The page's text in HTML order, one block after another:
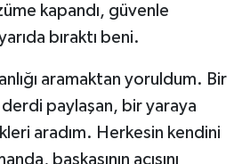
kapandı, güvenle
bıraktı beni.
aramaktan yoruldum. Bir
derdi paylaşan, bir yaraya
aradım. Herkesin kendini
başkasının acısını